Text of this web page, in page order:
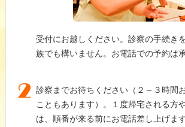
受付にお越しください。診察の手続き
族でも構いません。お電話での予約は
診察までお待ちください（２～３時間
こともあります）。１度帰宅される方
は、順番が来る前にお電話差し上げます